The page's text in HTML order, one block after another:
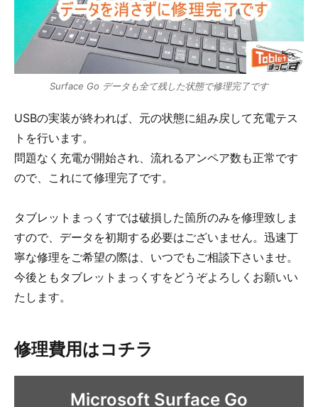
Surface Go データも全て残した状態で修理完了です
USBの実装が終われば、元の状態に組み戻して充電テス
トを行います。
問題なく充電が開始され、流れるアンペア数も正常です
ので、これにて修理完了です。
タブレットまっくすでは破損した箇所のみを修理致しま
すので、データを初期する必要はございません。迅速丁
寧な修理をご希望の際は、いつでもご相談下さいませ。
今後ともタブレットまっくすをどうぞよろしくお願いい
たします。
修理費用はコチラ
Microsoft Surface Go